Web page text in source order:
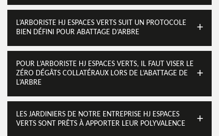
L’ARBORISTE HJ ESPACES VERTS SUIT UN PROTOCOLE
BIEN DÉFINI POUR ABATTAGE D’ARBRE
POUR L’ARBORISTE HJ ESPACES VERTS, IL FAUT VISER LE
ZÉRO DÉGÂTS COLLATÉRAUX LORS DE L’ABATTAGE DE
L’ARBRE
LES JARDINIERS DE NOTRE ENTREPRISE HJ ESPACES
VERTS SONT PRÊTS À APPORTER LEUR POLYVALENCE